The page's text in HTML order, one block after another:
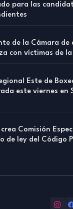
para las
de la Cámara de
con víctimas de
Este de
este viernes en
crea Comisión
de ley del Código